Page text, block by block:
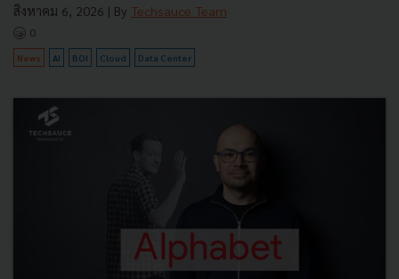
สิงหาคม 6, 2026 | By Techsauce Team
0
News AI BOI Cloud Data Center